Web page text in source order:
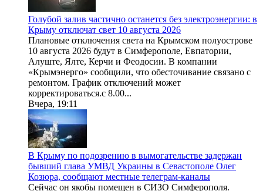
Голубой залив частично останется без электроэнергии: в
Крыму отключат свет 10 августа 2026
Плановые отключения света на Крымском полуострове
10 августа 2026 будут в Симферополе, Евпатории,
Алуште, Ялте, Керчи и Феодосии. В компании
«Крымэнерго» сообщили, что обесточивание связано с
ремонтом. График отключений может
корректироваться.с 8.00...
Вчера, 19:11
В Крыму по подозрению в вымогательстве задержан
бывший глава УМВД Украины в Севастополе Олег
Козюра, сообщают местные телеграм-каналы
Сейчас он якобы помещен в СИЗО Симферополя.